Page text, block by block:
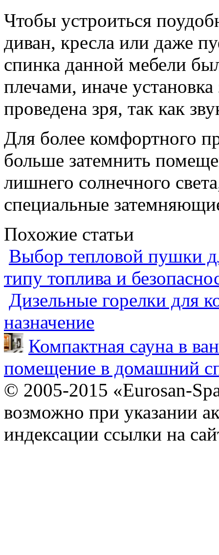
Чтобы устроиться
диван, кресла или даже
спинка данной мебели
плечами, иначе
проведена зря, так как
Для более комфортного
больше затемнить
лишнего солнечного
специальные
Похожие статьи
Выбор тепловой пушки
типу топлива и
Дизельные горелки для
назначение
Компактная сауна в
помещение в домашний
© 2005-2015 «Eurosan-
возможно при указании
индексации ссылки на